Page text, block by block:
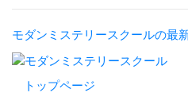
モダンミステリースクールの最
トップページ